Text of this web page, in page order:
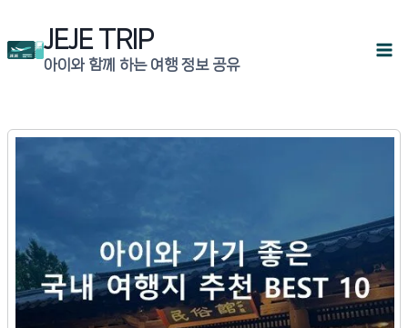
to
content
JEJE TRIP
아이와 함께 하는 여행 정보 공유